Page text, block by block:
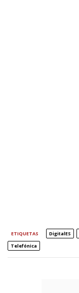
ETIQUETAS DigitalES
Telefónica